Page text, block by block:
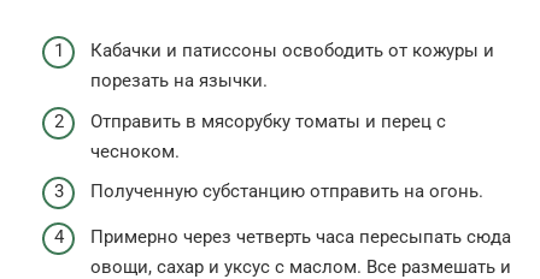
Кабачки и патиссоны освободить от кожуры и
порезать на язычки.
Отправить в мясорубку томаты и перец с
чесноком.
Полученную субстанцию отправить на огонь.
Примерно через четверть часа пересыпать сюда
овощи, сахар и уксус с маслом. Все размешать и